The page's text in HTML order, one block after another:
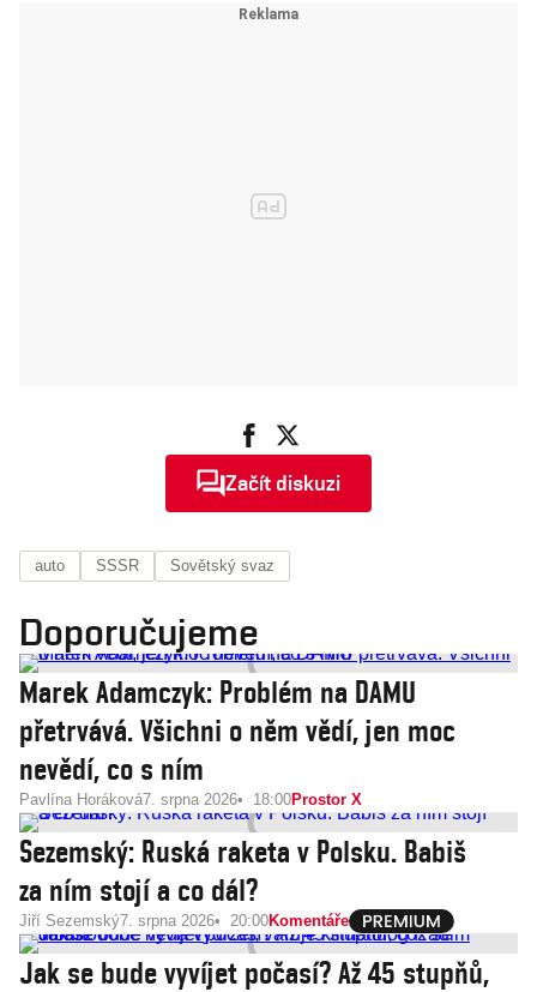
Začít diskuzi
auto SSSR Sovětský svaz
Doporučujeme
Marek Adamczyk: Problém na DAMU
přetrvává. Všichni o něm vědí, jen moc
nevědí, co s ním
Pavlína Horáková7. srpna 2026 18:00Prostor X
Sezemský: Ruská raketa v Polsku. Babiš
za ním stojí a co dál?
Jiří Sezemský7. srpna 2026 20:00Komentáře
Jak se bude vyvíjet počasí? Až 45 stupňů,